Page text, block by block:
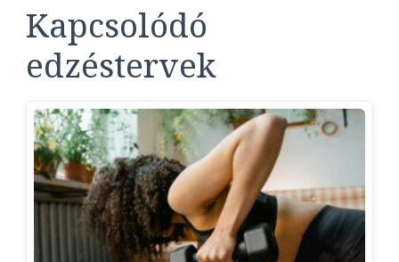
Kapcsolódó
edzéstervek